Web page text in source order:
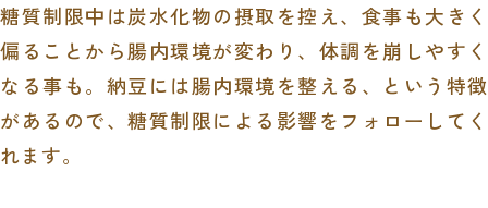
糖質制限中は炭水化物の摂取を控え、食事も大きく
偏ることから腸内環境が変わり、体調を崩しやすく
なる事も。納豆には腸内環境を整える、という特徴
があるので、糖質制限による影響をフォローしてく
れます。